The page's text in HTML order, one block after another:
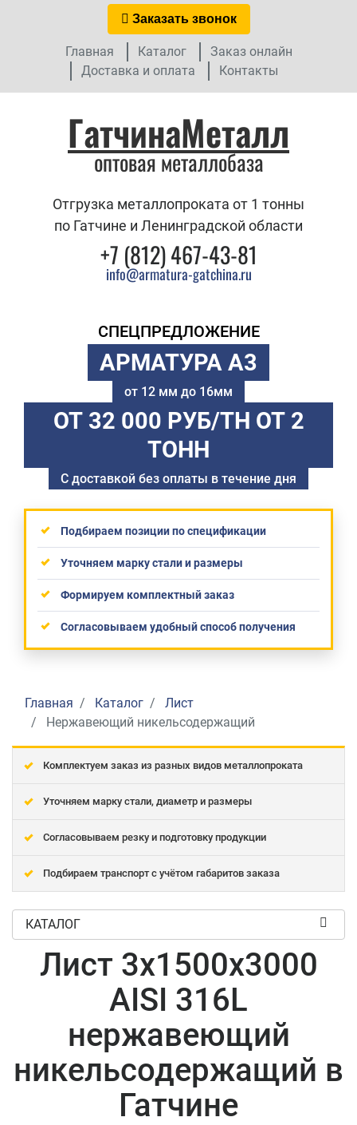
Заказать звонок
Главная Каталог
Заказ онлайн
Доставка и оплата
Контакты
ГатчинаМеталл
оптовая металлобаза
Отгрузка металлопроката от 1 тонны
по Гатчине и Ленинградской области
+7 (812) 467-43-81
info@armatura-gatchina.ru
СПЕЦПРЕДЛОЖЕНИЕ
АРМАТУРА А3
от 12 мм до 16мм
ОТ 32 000 РУБ/ТН ОТ 2
ТОНН
С доставкой без оплаты в течение дня
Подбираем позиции по спецификации
Уточняем марку стали и размеры
Формируем комплектный заказ
Согласовываем удобный способ получения
Главная Каталог
Лист
Нержавеющий никельсодержащий
Комплектуем заказ из разных видов металлопроката
Уточняем марку стали, диаметр и размеры
Согласовываем резку и подготовку продукции
Подбираем транспорт с учётом габаритов заказа
КАТАЛОГ
Лист 3x1500x3000
AISI 316L
нержавеющий
никельсодержащий в
Гатчине